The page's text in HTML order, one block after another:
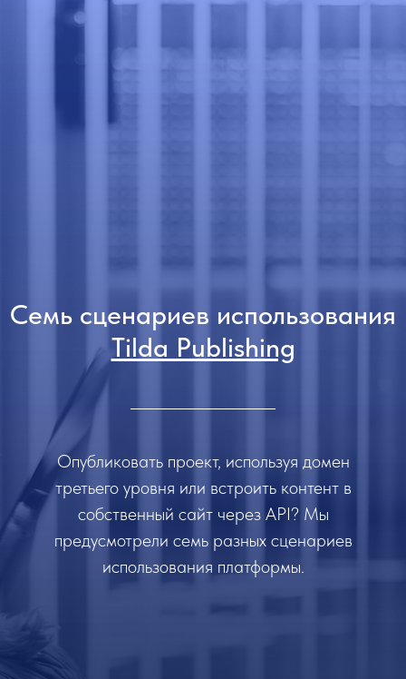
Семь сценариев использования
Tilda Publishing
Опубликовать проект, используя домен
третьего уровня или встроить контент в
собственный сайт через API? Мы
предусмотрели семь разных сценариев
использования платформы.